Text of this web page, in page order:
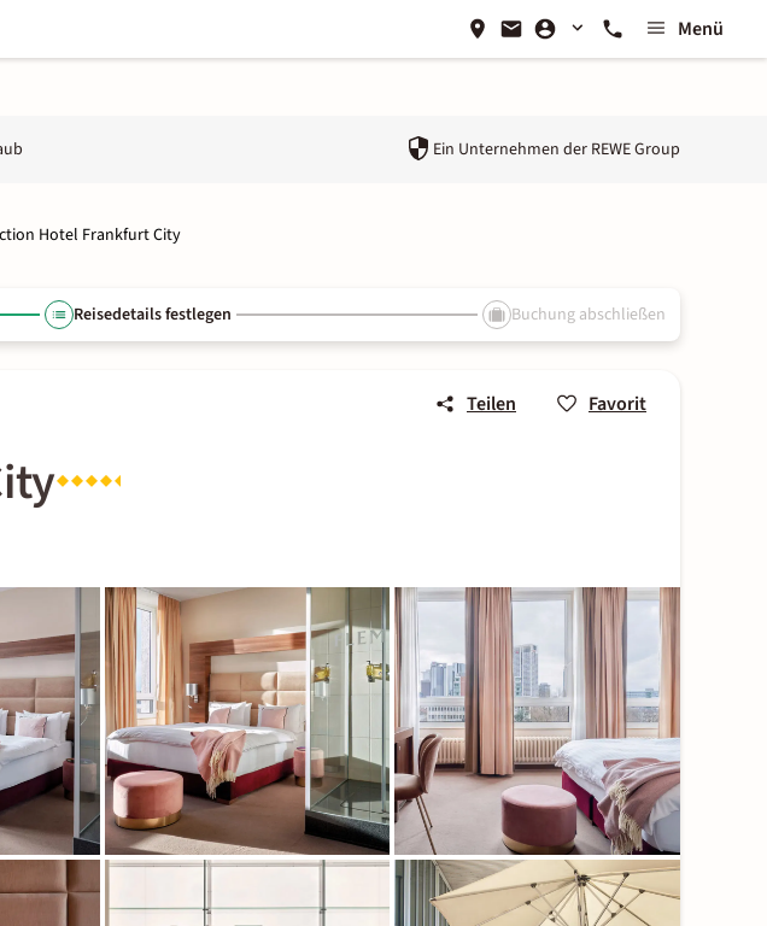
Menü
Ein Unternehmen der REWE Group
Hotel Frankfurt City
Reisedetails festlegen Buchung abschließen
Teilen Favorit